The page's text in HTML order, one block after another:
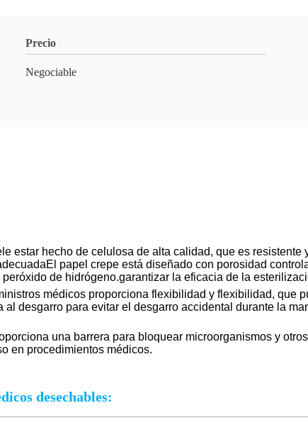
Precio
Negociable
estar hecho de celulosa de alta calidad, que es
papel crepe está diseñado con porosidad
de hidrógeno.garantizar la eficacia de la
médicos proporciona flexibilidad y flexibilidad, que
desgarro para evitar el desgarro accidental durante la
una barrera para bloquear microorganismos y
en procedimientos médicos.
desechables: